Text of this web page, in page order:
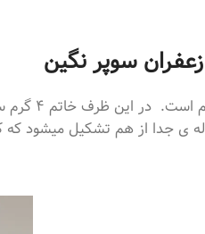
همچنین در کنار ظرف خاتم و زعفران، یک شیشه غنچه گل محمدی به عنوان هدیه
ی جدا از هم تشکیل میشود